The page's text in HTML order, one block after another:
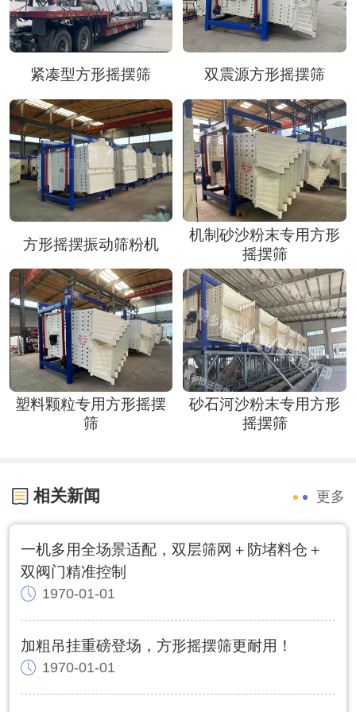
紧凑型方形摇摆筛 双震源方形摇摆筛
方形摇摆振动筛粉机
机制砂沙粉末专用方形
摇摆筛
塑料颗粒专用方形摇摆
筛
砂石河沙粉末专用方形
摇摆筛
相关新闻 更多
一机多用全场景适配，双层筛网＋防堵料仓＋
双阀门精准控制
1970-01-01
加粗吊挂重磅登场，方形摇摆筛更耐用！
1970-01-01